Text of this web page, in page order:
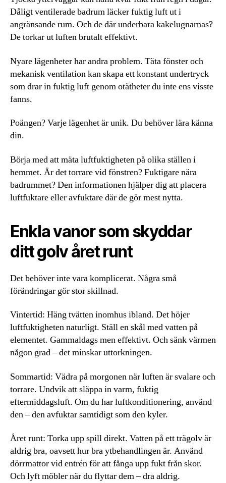
Dåligt ventilerade badrum läcker fuktig luft ut i
angränsande rum. Och de där underbara kakelugnarnas?
De torkar ut luften brutalt effektivt.
Nyare lägenheter har andra problem. Täta fönster och
mekanisk ventilation kan skapa ett konstant undertryck
som drar in fuktig luft genom otätheter du inte ens visste
fanns.
Poängen? Varje lägenhet är unik. Du behöver lära känna
din.
Börja med att mäta luftfuktigheten på olika ställen i
hemmet. Är det torrare vid fönstren? Fuktigare nära
badrummet? Den informationen hjälper dig att placera
luftfuktare eller avfuktare där de gör mest nytta.
Enkla vanor som skyddar
ditt golv året runt
Det behöver inte vara komplicerat. Några små
förändringar gör stor skillnad.
Vintertid: Häng tvätten inomhus ibland. Det höjer
luftfuktigheten naturligt. Ställ en skål med vatten på
elementet. Gammaldags men effektivt. Och sänk värmen
någon grad – det minskar uttorkningen.
Sommartid: Vädra på morgonen när luften är svalare och
torrare. Undvik att släppa in varm, fuktig
eftermiddagsluft. Om du har luftkonditionering, använd
den – den avfuktar samtidigt som den kyler.
Året runt: Torka upp spill direkt. Vatten på ett trägolv är
aldrig bra, oavsett hur bra ytbehandlingen är. Använd
dörrmattor vid entrén för att fånga upp fukt från skor.
Och lyft möbler när du flyttar dem – dra aldrig.